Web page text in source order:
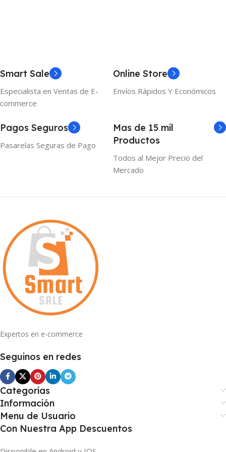
Smart Sale
Especialista en Ventas de E-
commerce
Online Store
Envíos Rápidos Y Económicos
Pagos Seguros
Pasarelas Seguras de Pago
Mas de 15 mil
Productos
Todos al Mejor Precio del
Mercado
Expertos en e-commerce
Seguinos en redes
Categorías
Información
Menu de Usuario
Con Nuestra App Descuentos